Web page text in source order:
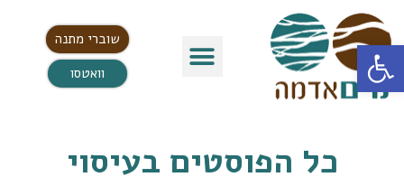
פתח סרגל נגישות
שוברי מתנה
וואטסו
כל הפוסטים בעיסוי